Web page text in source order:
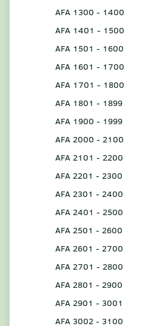
AFA 1300 - 1400
AFA 1401 - 1500
AFA 1501 - 1600
AFA 1601 - 1700
AFA 1701 - 1800
AFA 1801 - 1899
AFA 1900 - 1999
AFA 2000 - 2100
AFA 2101 - 2200
AFA 2201 - 2300
AFA 2301 - 2400
AFA 2401 - 2500
AFA 2501 - 2600
AFA 2601 - 2700
AFA 2701 - 2800
AFA 2801 - 2900
AFA 2901 - 3001
AFA 3002 - 3100